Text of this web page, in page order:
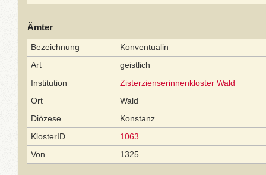
Ämter
Bezeichnung
Konventualin
Art
geistlich
Institution
Zisterzienserinnenkloster Wald
Ort
Wald
Diözese
Konstanz
KlosterID
1063
Von
1325